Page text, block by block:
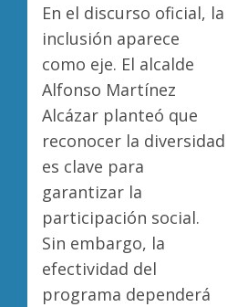
En el discurso oficial, la
inclusión aparece
como eje. El alcalde
Alfonso Martínez
Alcázar planteó que
reconocer la diversidad
es clave para
garantizar la
participación social.
Sin embargo, la
efectividad del
programa dependerá